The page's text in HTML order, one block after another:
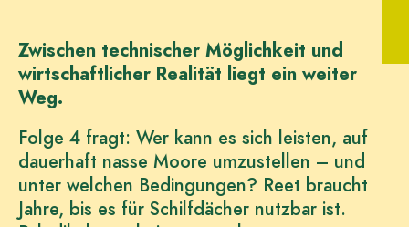
Zwischen technischer Möglichkeit und
wirtschaftlicher Realität liegt ein weiter
Weg.
Folge 4 fragt: Wer kann es sich leisten, auf
dauerhaft nasse Moore umzustellen – und
unter welchen Bedingungen? Reet braucht
Jahre, bis es für Schilfdächer nutzbar ist.